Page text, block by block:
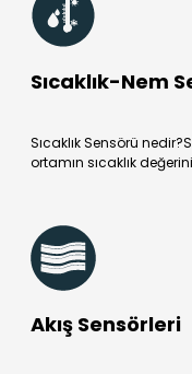
Sıcaklık-Nem
Sıcaklık Sensörü
ortamın sıcaklık
Akış Sensörleri